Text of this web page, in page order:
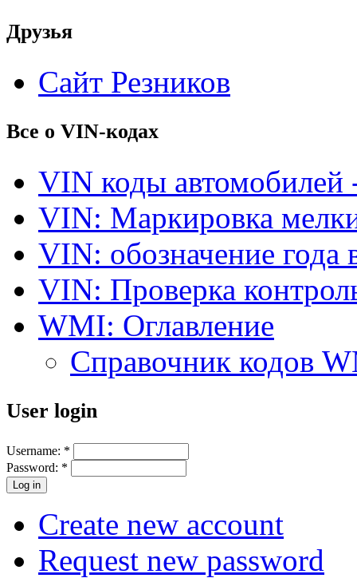
Друзья
Сайт Резников
Все о VIN-кодах
VIN коды автомобилей
VIN: Маркировка
VIN: обозначение года
VIN: Проверка
WMI: Оглавление
Справочник кодов
User login
Username: *
Password: *
Create new account
Request new password